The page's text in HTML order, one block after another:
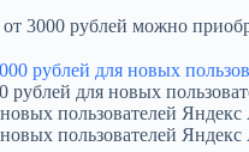
3000 рублей можно
для новых
пользователей
пользователей